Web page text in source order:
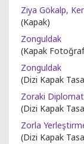
Ziya Gökalp,
(Kapak)
Zonguldak
(Kapak
Zonguldak
(Dizi Kapak
Zoraki Diplomat
(Dizi Kapak
Zorla
(Dizi Kapak